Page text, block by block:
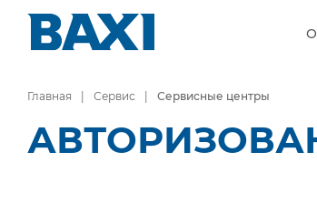
Главная Сервис Сервисные центры